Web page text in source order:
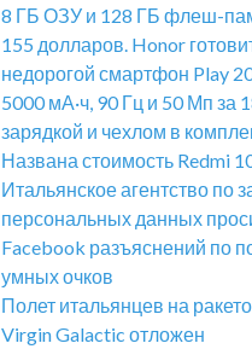
8 ГБ ОЗУ и 128 ГБ флеш-
155 долларов. Honor
недорогой смартфон Play
5000 мА·ч, 90 Гц и 50 Мп за
зарядкой и чехлом в
Названа стоимость Redmi
Итальянское агентство по
персональных данных
Facebook разъяснений по
умных очков
Полет итальянцев на
Virgin Galactic отложен